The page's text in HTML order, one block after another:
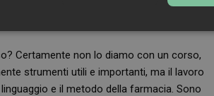
Il blocco infatti, lo abbiamo visto,
Certamente non lo diamo con un corso,
strumenti utili e importanti, ma il lavoro
e il metodo della farmacia. Sono
Marketing Non